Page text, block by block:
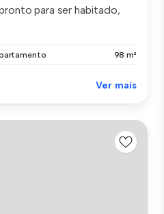
para ser habitado,
98 m²
Ver mais